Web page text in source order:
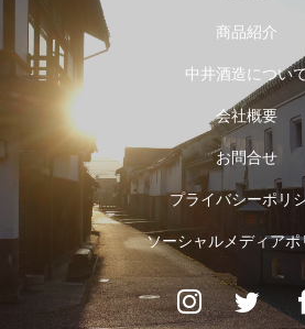
商品紹介
中井酒造について
会社概要
お問合せ
プライバシーポリ
ソーシャルメディアポ